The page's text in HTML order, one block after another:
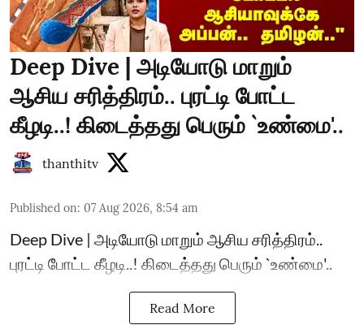
Deep Dive | அடியோடு மாறும்
ஆசிய சரித்திரம்.. புரட்டி போட்ட
கீழடி..! கிடைத்தது பெரும் `உண்மை'..
thanthitv
Published on: 07 Aug 2026, 8:54 am
Deep Dive | அடியோடு மாறும் ஆசிய சரித்திரம்..
புரட்டி போட்ட கீழடி..! கிடைத்தது பெரும் `உண்மை'..
Read More